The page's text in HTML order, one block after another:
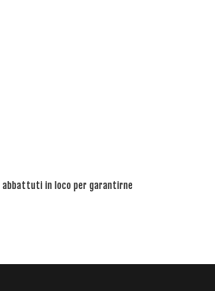
abbattuti in loco per garantirne